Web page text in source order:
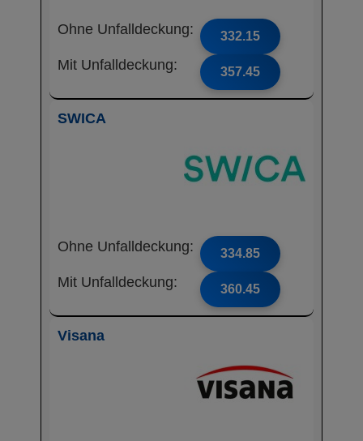
Ohne Unfalldeckung: 332.15
Mit Unfalldeckung: 357.45
SWICA
Ohne Unfalldeckung: 334.85
Mit Unfalldeckung: 360.45
Visana